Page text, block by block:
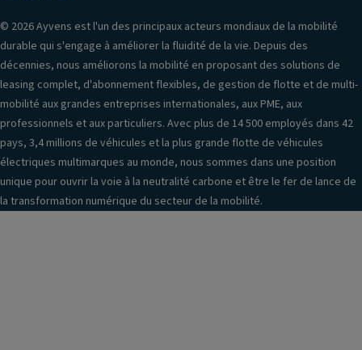
© 2026 Ayvens est l'un des principaux acteurs mondiaux de la mobilité
durable qui s'engage à améliorer la fluidité de la vie. Depuis des
décennies, nous améliorons la mobilité en proposant des solutions de
leasing complet, d'abonnement flexibles, de gestion de flotte et de multi-
mobilité aux grandes entreprises internationales, aux PME, aux
professionnels et aux particuliers. Avec plus de 14 500 employés dans 42
pays, 3,4 millions de véhicules et la plus grande flotte de véhicules
électriques multimarques au monde, nous sommes dans une position
unique pour ouvrir la voie à la neutralité carbone et être le fer de lance de
la transformation numérique du secteur de la mobilité.